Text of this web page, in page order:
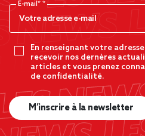
E-mail*
En renseignant votre
recevoir nos dernères
articles et vous prenez
de confidentialité.
M’inscrire à la newsletter